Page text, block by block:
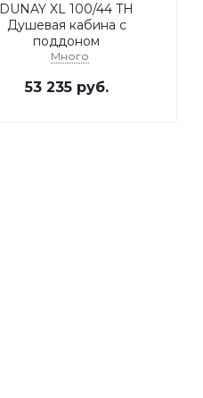
DUNAY XL 100/44 TH
Душевая кабина с
поддоном
Много
53 235руб.